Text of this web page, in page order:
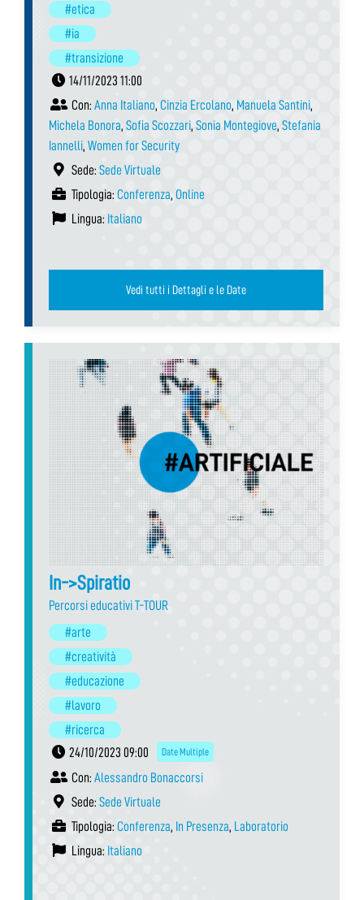
#etica
#ia
#transizione
14/11/2023 11:00
Con: Anna Italiano, Cinzia Ercolano, Manuela Santini,
Michela Bonora, Sofia Scozzari, Sonia Montegiove, Stefania
Iannelli, Women for Security
Sede: Sede Virtuale
Tipologia: Conferenza, Online
Lingua: Italiano
Vedi tutti i Dettagli e le Date
In->Spiratio
Percorsi educativi T-TOUR
#arte
#creatività
#educazione
#lavoro
#ricerca
24/10/2023 09:00
Date Multiple
Con: Alessandro Bonaccorsi
Sede: Sede Virtuale
Tipologia: Conferenza, In Presenza, Laboratorio
Lingua: Italiano